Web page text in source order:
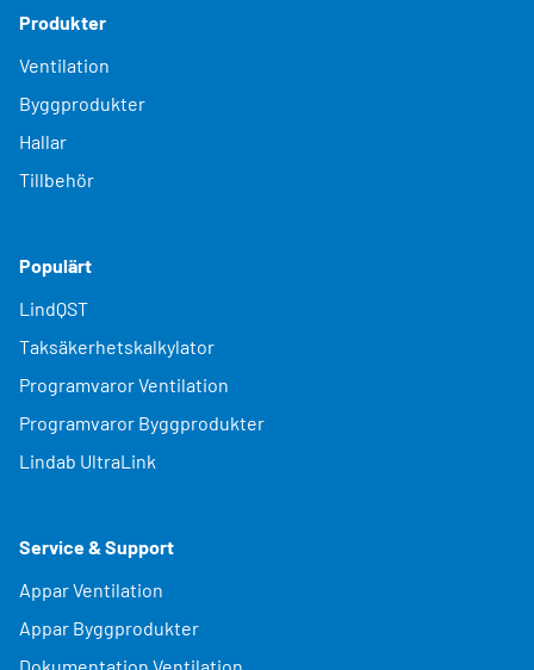
Produkter
Ventilation
Byggprodukter
Hallar
Tillbehör
Populärt
LindQST
Taksäkerhetskalkylator
Programvaror Ventilation
Programvaror Byggprodukter
Lindab UltraLink
Service & Support
Appar Ventilation
Appar Byggprodukter